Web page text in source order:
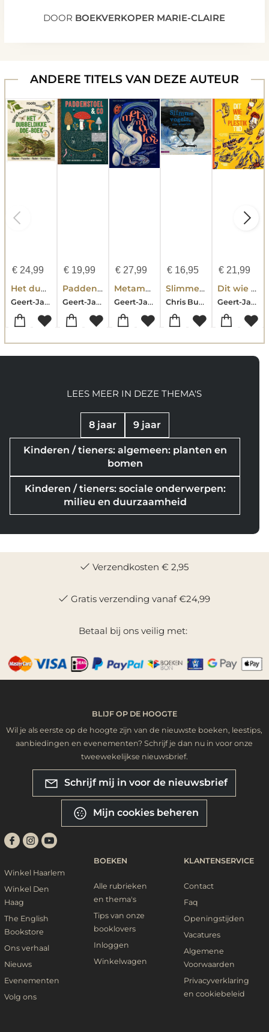
DOOR BOEKVERKOPER MARIE-CLAIRE
ANDERE TITELS VAN DEZE AUTEUR
€24,99
Het dubbeldikke doe-boek
Geert-Jan Roebers
€19,99
Paddenstoel & co
Geert-Jan Roebers
€ 27,99
Metamorfose
Geert-Jan Roebers
€ 16,95
Slimme vogels, die kraaien
Chris Butterworth
€ 21,99
Dit wie de plestiktiid
Geert-Jan Roebers
8 jaar 9 jaar
Kinderen / tieners: algemeen: planten en
bomen
Kinderen / tieners: sociale onderwerpen:
milieu en duurzaamheid
LEES MEER IN DEZE THEMA'S
Verzendkosten € 2,95
Gratis verzending vanaf €24,99
Betaal bij ons veilig met:
BLIJF OP DE HOOGTE
Wil je als eerste op de hoogte zijn van de nieuwste boeken, leestips,
aanbiedingen en evenementen? Schrijf je dan nu in voor onze
tweewekelijkse nieuwsbrief.
Schrijf mij in voor de nieuwsbrief
Mijn cookies beheren
Winkel Haarlem
Winkel Den
Haag
The English
Bookstore
Ons verhaal
Nieuws
Evenementen
Volg ons
BOEKEN
Alle rubrieken
en thema's
Tips van onze
booklovers
Inloggen
Winkelwagen
KLANTENSERVICE
Contact
Faq
Openingstijden
Vacatures
Algemene
Voorwaarden
Privacyverklaring
en cookiebeleid